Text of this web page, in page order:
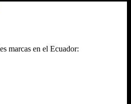
marcas en el Ecuador: